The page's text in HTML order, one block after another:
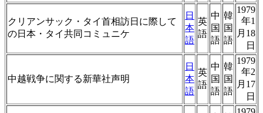
クリアンサック・タイ首相訪日に際して
の日本・タイ共同コミュニケ
日
本
語
英
語
中
国
語
韓
国
語
1979
年1
月18
日
中越戦争に関する新華社声明
日
本
語
英
語
中
国
語
韓
国
語
1979
年2
月17
日